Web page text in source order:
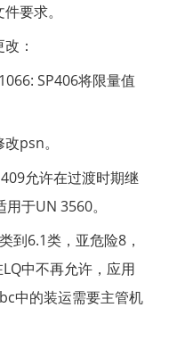
要求。
：
SP406将限量值
psn。
允许在过渡时期继
于UN 3560。
到6.1类，亚危险8，
中不再允许，应用
中的装运需要主管机